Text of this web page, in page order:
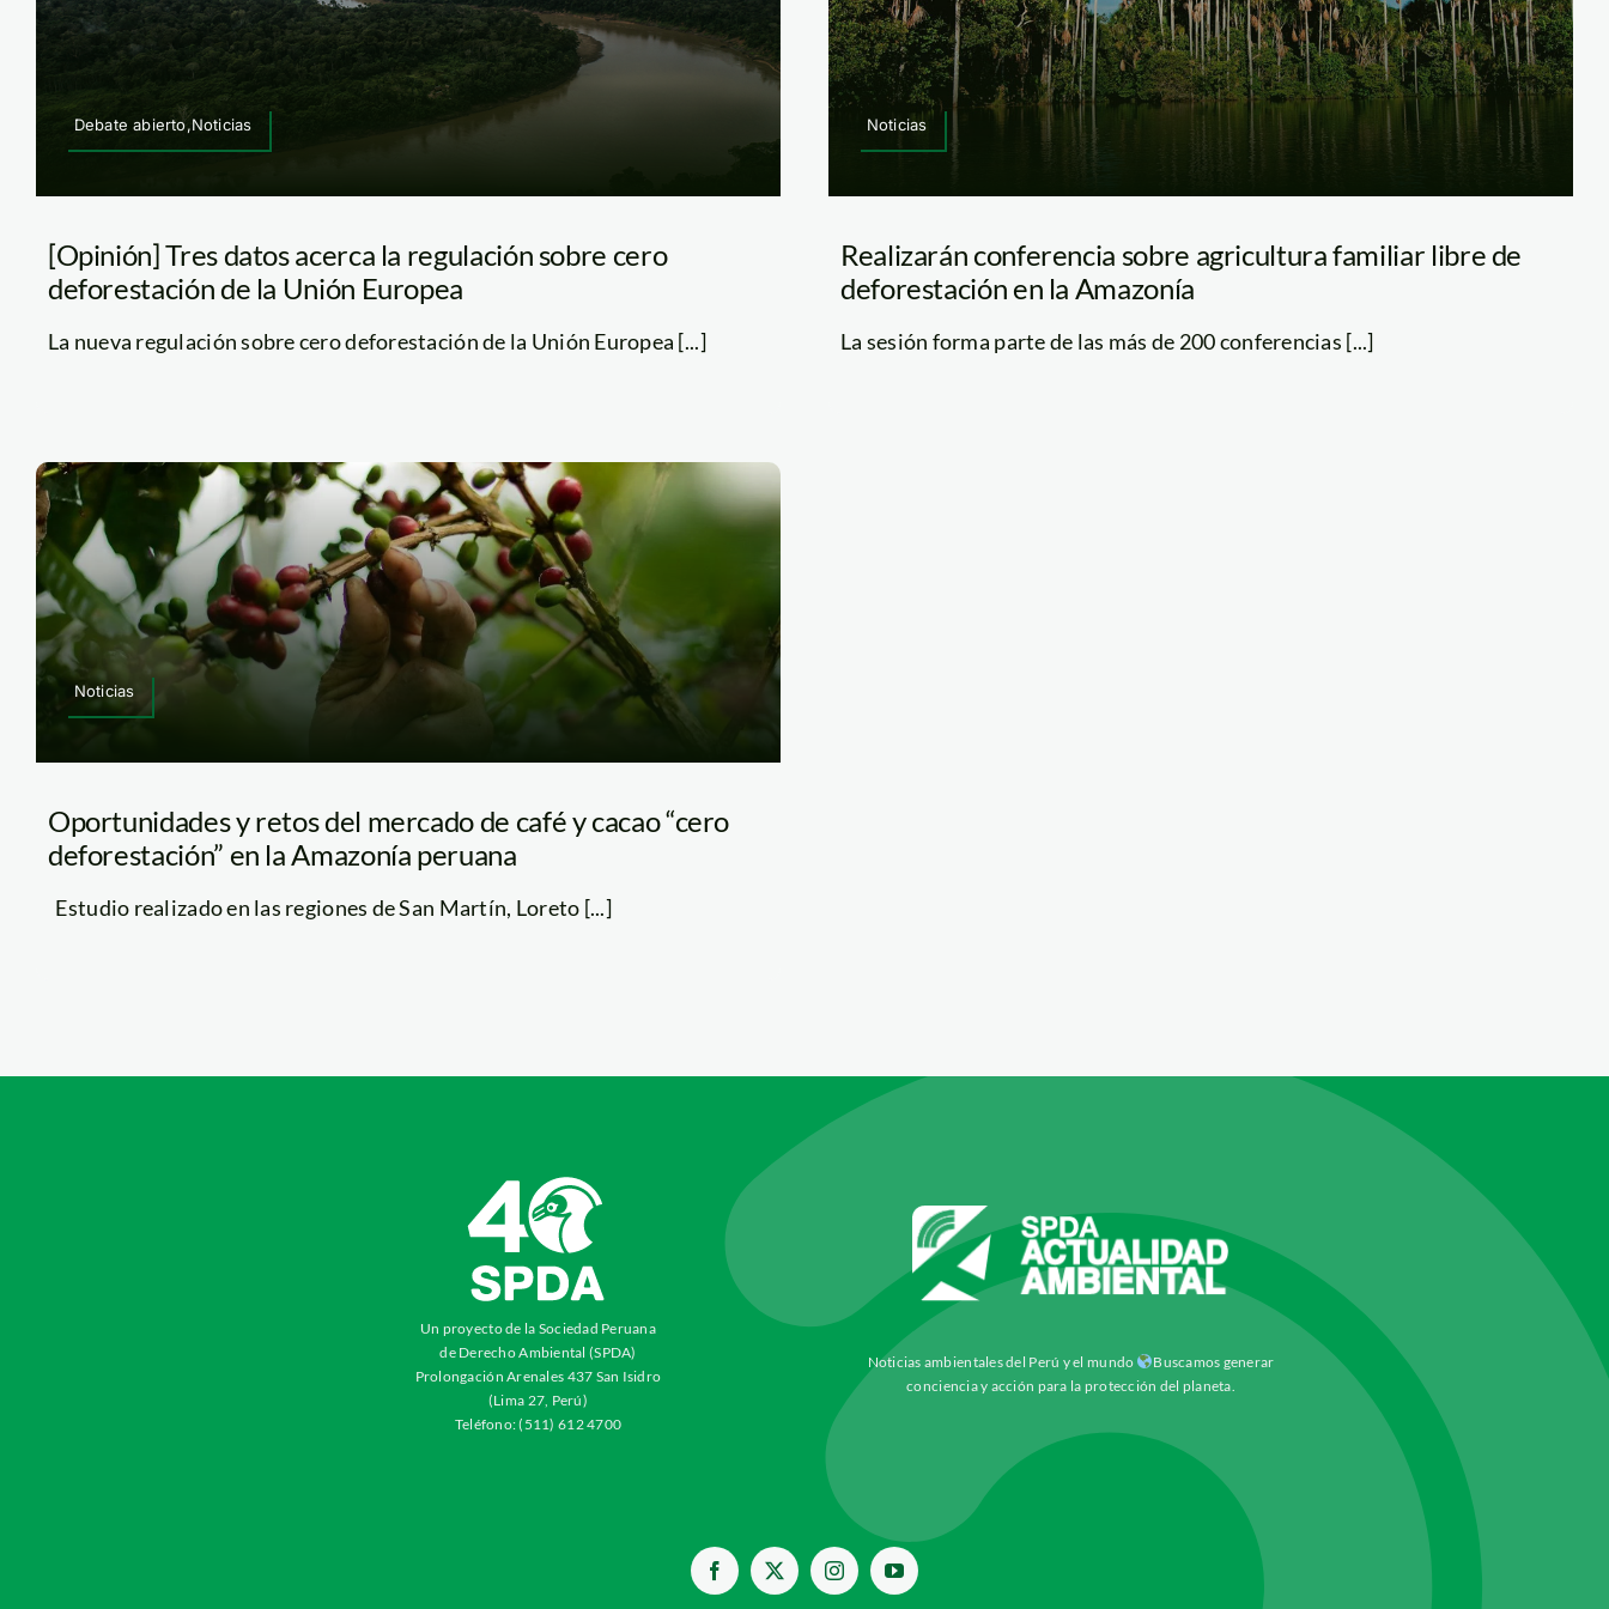
Debate abierto,Noticias
[Opinión] Tres datos acerca la regulación sobre cero
deforestación de la Unión Europea
La nueva regulación sobre cero deforestación de la Unión Europea [...]
Noticias
Realizarán conferencia sobre agricultura familiar libre de
deforestación en la Amazonía
La sesión forma parte de las más de 200 conferencias [...]
Noticias
Oportunidades y retos del mercado de café y cacao “cero
deforestación” en la Amazonía peruana
Estudio realizado en las regiones de San Martín, Loreto [...]
Un proyecto de la Sociedad Peruana
de Derecho Ambiental (SPDA)
Prolongación Arenales 437 San Isidro
(Lima 27, Perú)
Teléfono: (511) 612 4700
Noticias ambientales del Perú y el mundo
Buscamos generar
conciencia y acción para la protección del planeta.